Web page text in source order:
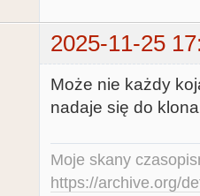
2025-11-25
Może nie każdy
nadaje się do
Moje skany
https://archive.org/